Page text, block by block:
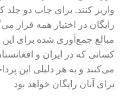
واریز کنند. برای چاپ دو جلد
مبالغ جمع‌آوری شده برای
کسانی که در ایران و
می‌کنند و به هر دلیلی این
برای آنان رایگان خواهد بود